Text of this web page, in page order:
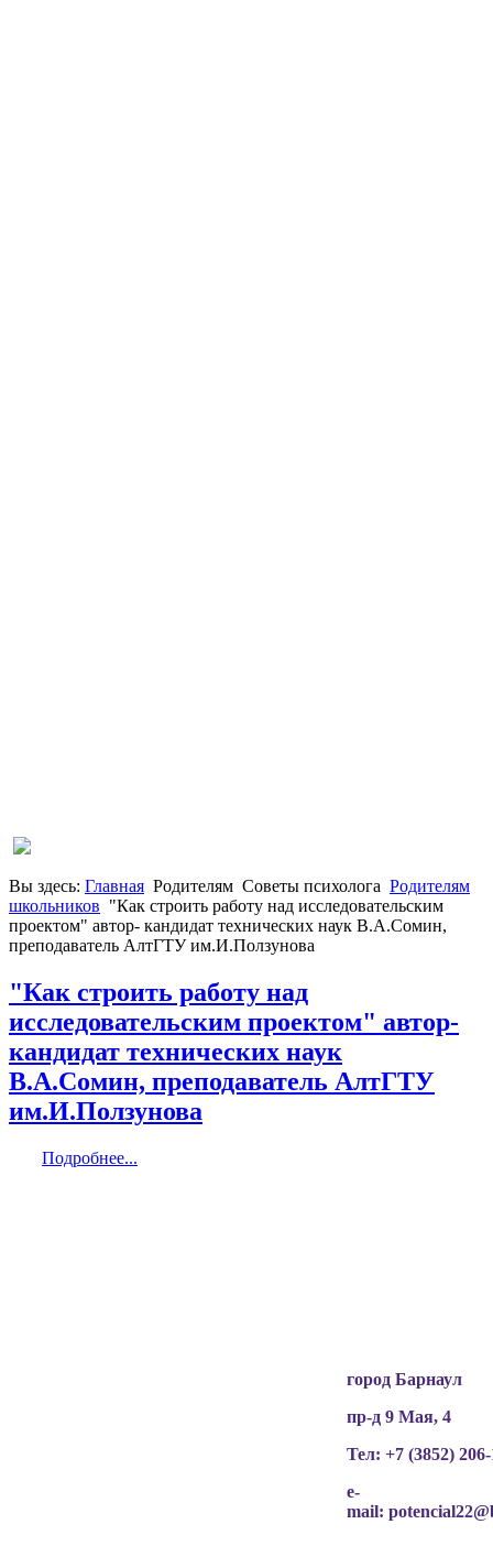
Вы здесь: Главная Родителям Советы психолога Родителям
школьников "Как строить работу над исследовательским
проектом" автор- кандидат технических наук В.А.Сомин,
преподаватель АлтГТУ им.И.Ползунова
"Как строить работу над
исследовательским проектом" автор-
кандидат технических наук
В.А.Сомин, преподаватель АлтГТУ
им.И.Ползунова
Подробнее...
город Барнаул
пр-д 9 Мая, 4
Тел: +7 (3852)
e-
mail: